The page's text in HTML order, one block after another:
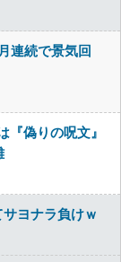
連続で景気回
『偽りの呪文』
ヨナラ負けｗ